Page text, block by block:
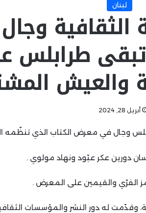
لبنان
الثقافية
طرابلس
والعيش
أبريل 28, 2024
دورين عكر عبّود ونهاد مولوي .
الفرّي والقيمين على المعرض .
وقدّمت له دور النشر والمؤسسات